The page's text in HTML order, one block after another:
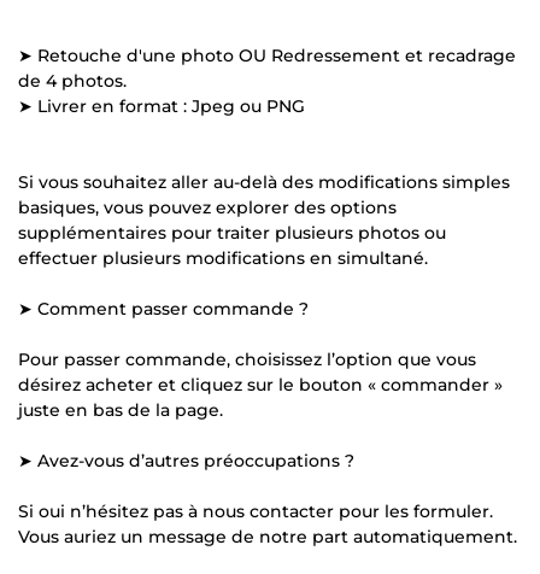
➤ Retouche d'une photo OU Redressement et recadrage
de 4 photos.
➤ Livrer en format : Jpeg ou PNG
Si vous souhaitez aller au-delà des modifications simples
basiques, vous pouvez explorer des options
supplémentaires pour traiter plusieurs photos ou
effectuer plusieurs modifications en simultané.
➤ Comment passer commande ?
Pour passer commande, choisissez l’option que vous
désirez acheter et cliquez sur le bouton « commander »
juste en bas de la page.
➤ Avez-vous d’autres préoccupations ?
Si oui n’hésitez pas à nous contacter pour les formuler.
Vous auriez un message de notre part automatiquement.